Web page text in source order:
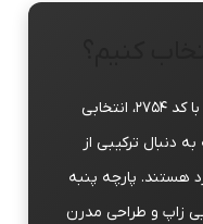
شلوار مام فیت زاپ دوزی مشکی با کد ۲۷۵۴، انتخابی
دنبال ترکیبی از
هستند. پارچه پنبه
زاپ و طراحی مدرن